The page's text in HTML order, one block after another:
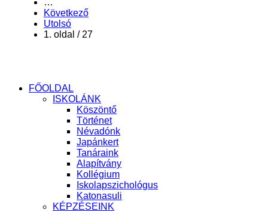
…
Következő
Utolsó
1. oldal / 27
FŐOLDAL
ISKOLÁNK
Köszöntő
Történet
Névadónk
Japánkert
Tanáraink
Alapítvány
Kollégium
Iskolapszichológus
Katonasuli
KÉPZÉSEINK